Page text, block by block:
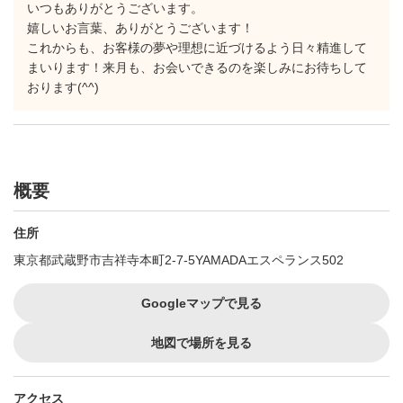
いつもありがとうございます。
嬉しいお言葉、ありがとうございます！
これからも、お客様の夢や理想に近づけるよう日々精進して
まいります！来月も、お会いできるのを楽しみにお待ちして
おります(^^)
概要
住所
東京都武蔵野市吉祥寺本町2-7-5YAMADAエスペランス502
Googleマップで見る
地図で場所を見る
アクセス